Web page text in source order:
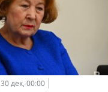
30 дек, 00:00